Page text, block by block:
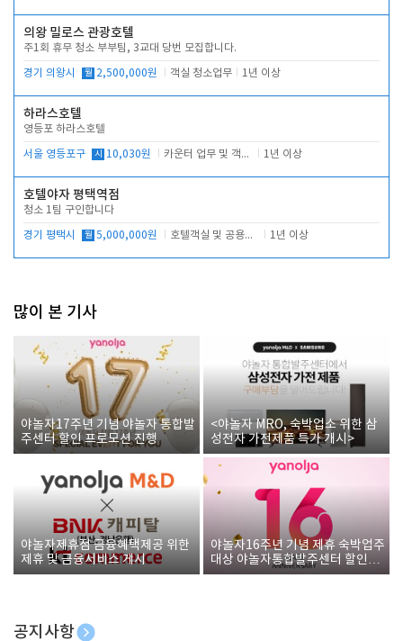
의왕 밀로스 관광호텔
주1회 휴무 청소 부부팀, 3교대 당번 모집합니다.
경기 의왕시 월 2,500,000원 객실 청소업무 1년 이상
하라스호텔
영등포 하라스호텔
서울 영등포구 시 10,030원 카운터 업무 및 객실관리(청소상태 확인, 객실판매) 1년 이상
호텔야자 평택역점
청소 1팀 구인합니다
경기 평택시 월 5,000,000원 호텔객실 및 공용시설 청소 관리 1년 이상
많이 본 기사
야놀자17주년 기념 야놀자 통합발
주센터 할인 프로모션 진행
<야놀자 MRO, 숙박업소 위한 삼
성전자 가전제품 특가 개시>
야놀자제휴점 금융혜택제공 위한
제휴 및 금융서비스 게시
야놀자16주년 기념 제휴 숙박업주
대상 야놀자통합발주센터 할인쿠
폰 증정
공지사항
[호텔업] 개인정보 처리방침 개정본1 (19.09.02)